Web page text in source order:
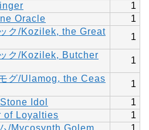
1
Oracle
1
ク/Kozilek, the Great
1
ク/Kozilek, Butcher
1
グ/Ulamog, the Ceas
1
Idol
1
of Loyalties
1